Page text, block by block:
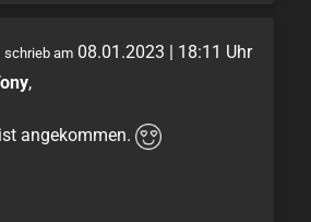
schrieb am 08.01.2023 | 18:11 Uhr
,
angekommen.